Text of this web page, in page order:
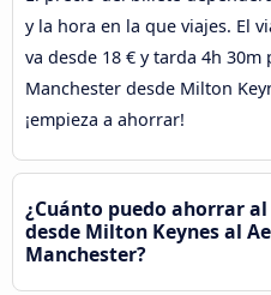
y la hora en la que viajes. El
va desde 18 € y tarda 4h
Manchester desde Milton
¡empieza a ahorrar!
¿Cuánto puedo ahorrar
desde Milton Keynes al
Manchester?